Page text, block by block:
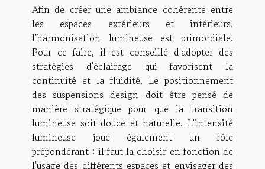
Afin de créer une ambiance cohérente entre
les espaces extérieurs et intérieurs,
l'harmonisation lumineuse est primordiale.
Pour ce faire, il est conseillé d'adopter des
stratégies d'éclairage qui favorisent la
continuité et la fluidité. Le positionnement
des suspensions design doit être pensé de
manière stratégique pour que la transition
lumineuse soit douce et naturelle. L'intensité
lumineuse joue également un rôle
prépondérant : il faut la choisir en fonction de
l'usage des différents espaces et envisager des